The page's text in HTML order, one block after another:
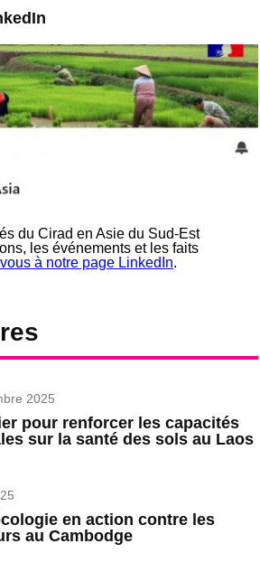
du Cirad en Asie du Sud-Est
les événements et les faits
à notre page LinkedIn.
2025
pour renforcer les capacités
sur la santé des sols au Laos
en action contre les
au Cambodge